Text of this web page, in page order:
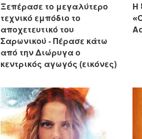
Ξεπέρασε το μεγαλύτερο
τεχνικό εμπόδιο το
αποχετευτικό του
Σαρωνικού - Πέρασε κάτω
από την Διώρυγα ο
κεντρικός αγωγός (εικόνες)
Η